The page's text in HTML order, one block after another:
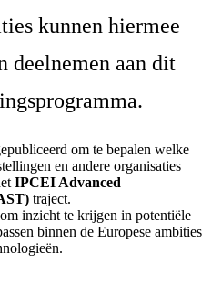
kunnen hiermee
deelnemen aan dit
om te bepalen welke
en andere organisaties
IPCEI Advanced
traject.
inzicht te krijgen in potentiële
binnen de Europese ambities